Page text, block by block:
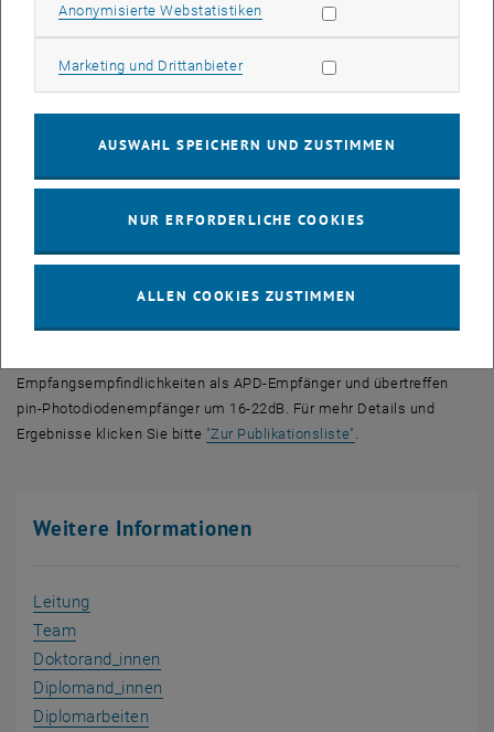
4-SPAD optischer Empfänger
Außer dem 4-SPAD optischen Empfänger wurden im FWF Projekt
Photonennachweiswahrscheinlichkeit erfolgreich untersucht. Das
Ziel von -55dBm Empfindlichkeit von SPAD Empfängern bei 100Mb/s
verwenden und bis auf 20dB an das durch die Poisson-Statistik
20Mb/s auf 8.1dB, bei 50Mb/s auf 9.9dB und bei 100Mb/s auf ca.
Empfangsempfindlichkeiten als APD-Empfänger und übertreffen
pin-Photodiodenempfänger um 16-22dB. Für mehr Details und
Ergebnisse klicken Sie bitte "Zur Publikationsliste" .
Weitere Informationen
Leitung
Team
Doktorand_innen
Diplomand_innen
Diplomarbeiten
Anonymisierte WebstatistikenStatistik Cookies zulassen
Marketing und DrittanbieterMarketing Cookies zulassen
AUSWAHL SPEICHERN UND ZUSTIMMEN
NUR ERFORDERLICHE COOKIES
ALLEN COOKIES ZUSTIMMEN